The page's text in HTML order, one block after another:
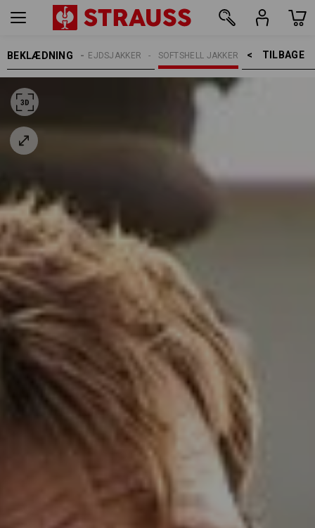
BEKLÆDNING TILBAGE    >
SOFTSHELL JAKKER
ARBEJDSJAKKER
HERRER